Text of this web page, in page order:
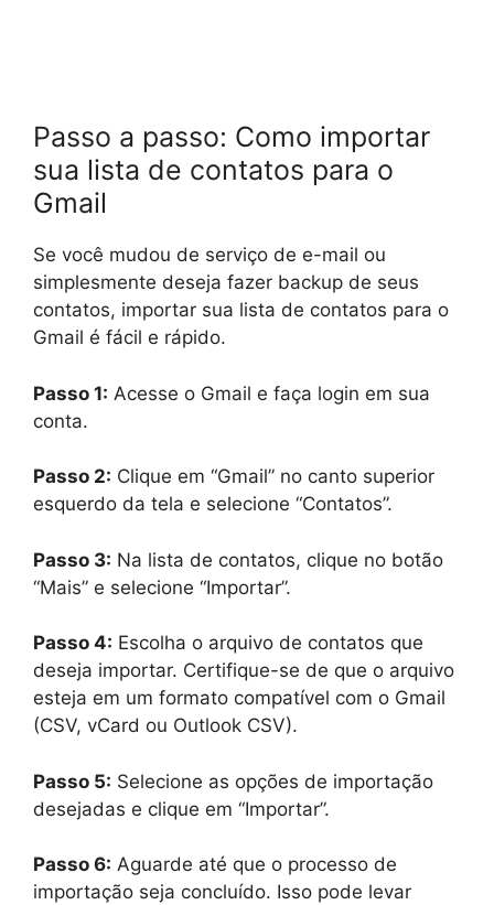
Passo a passo: Como importar
sua lista de contatos para o
Gmail
Se você mudou de serviço de e-mail ou
simplesmente deseja fazer backup de seus
contatos, importar sua lista de contatos para o
Gmail é fácil e rápido.
Passo 1: Acesse o Gmail e faça login em sua
conta.
Passo 2: Clique em “Gmail” no canto superior
esquerdo da tela e selecione “Contatos”.
Passo 3: Na lista de contatos, clique no botão
“Mais” e selecione “Importar”.
Passo 4: Escolha o arquivo de contatos que
deseja importar. Certifique-se de que o arquivo
esteja em um formato compatível com o Gmail
(CSV, vCard ou Outlook CSV).
Passo 5: Selecione as opções de importação
desejadas e clique em “Importar”.
Passo 6: Aguarde até que o processo de
importação seja concluído. Isso pode levar